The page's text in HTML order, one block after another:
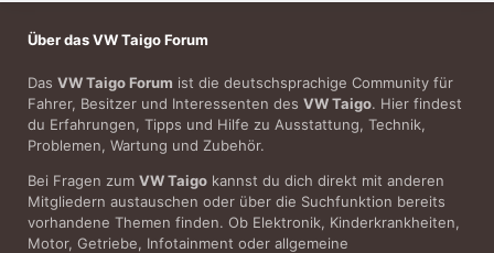
Über das VW Taigo Forum
Das VW Taigo Forum ist die deutschsprachige Community für
Fahrer, Besitzer und Interessenten des VW Taigo. Hier findest
du Erfahrungen, Tipps und Hilfe zu Ausstattung, Technik,
Problemen, Wartung und Zubehör.
Bei Fragen zum VW Taigo kannst du dich direkt mit anderen
Mitgliedern austauschen oder über die Suchfunktion bereits
vorhandene Themen finden. Ob Elektronik, Kinderkrankheiten,
Motor, Getriebe, Infotainment oder allgemeine